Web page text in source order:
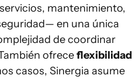
mantenimiento,
en una única
de coordinar
ofreceflexibilidad
casos, Sinergia asume